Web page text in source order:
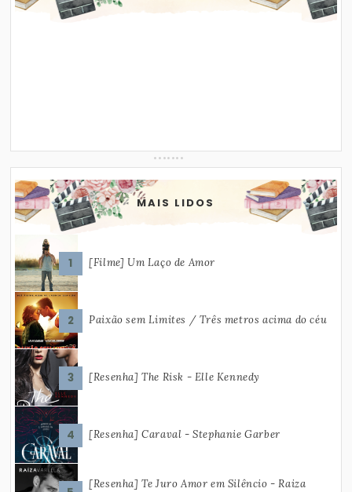
MAIS LIDOS
[Filme] Um Laço de Amor
Paixão sem Limites / Três metros acima do céu
[Resenha] The Risk - Elle Kennedy
[Resenha] Caraval - Stephanie Garber
[Resenha] Te Juro Amor em Silêncio - Raiza